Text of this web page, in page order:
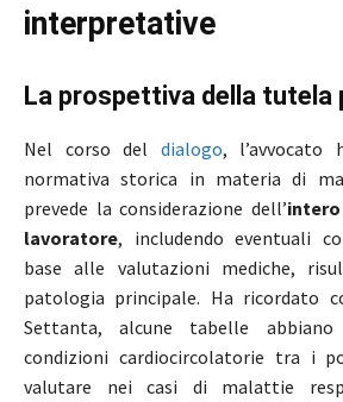
interpretative
La prospettiva della tutela
Nel corso del dialogo, l’avvocato
normativa storica in materia di
prevede la considerazione dell’
lavoratore, includendo eventuali
base alle valutazioni mediche,
patologia principale. Ha ricordato
Settanta, alcune tabelle abbiano
condizioni cardiocircolatorie tra i
valutare nei casi di malattie